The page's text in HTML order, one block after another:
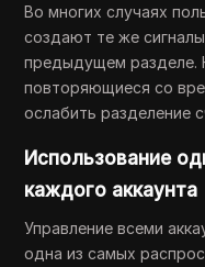
Во многих случаях
создают те же
предыдущем разделе.
повторяющиеся со
ослабить разделение
Использование
каждого аккаунта
Управление всеми
одна из самых